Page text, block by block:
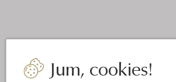
Jum, cookies!